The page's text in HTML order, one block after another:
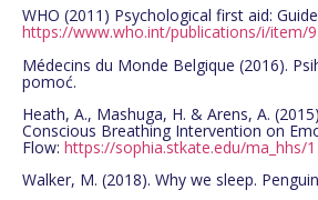
WHO (2011) Psychological first aid:
https://www.who.int/publications/i/item/
Médecins du Monde Belgique (2016).
pomoć.
Heath, A., Mashuga, H. & Arens, A.
Conscious Breathing Intervention on
Flow: https://sophia.stkate.edu/ma_ hhs/1
Walker, M. (2018). Why we sleep.